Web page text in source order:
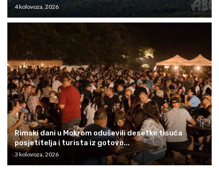
4 kolovoza, 2026
Rimski dani u Mokrom oduševili desetke tisuća
posjetitelja i turista iz gotovo...
3 kolovoza, 2026